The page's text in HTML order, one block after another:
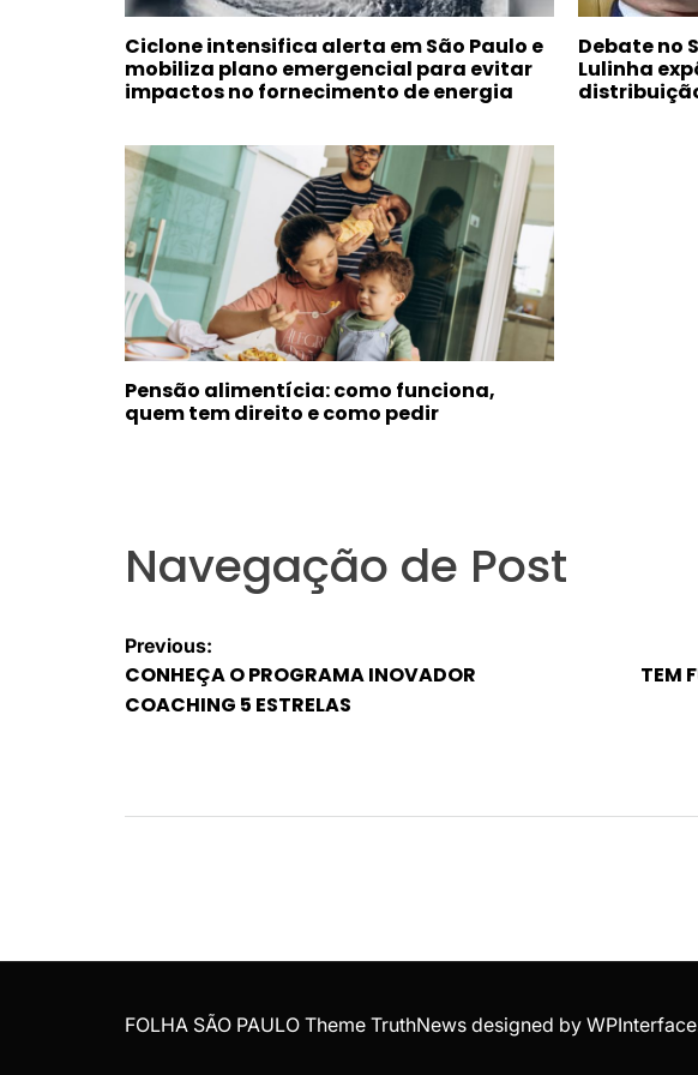
Ciclone intensifica alerta em São Paulo e
mobiliza plano emergencial para evitar
impactos no fornecimento de energia
Debate no
Lulinha
Pensão alimentícia: como funciona,
quem tem direito e como pedir
Navegação de Post
Previous:
CONHEÇA O PROGRAMA INOVADOR
COACHING 5 ESTRELAS
TEM
FOLHA SÃO PAULO Theme TruthNews designed byWPInterface